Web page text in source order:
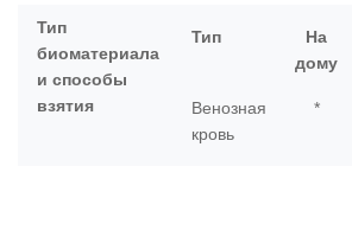
Тип
биоматериала
и способы
взятия
Тип
На
дому
Венозная
кровь
*